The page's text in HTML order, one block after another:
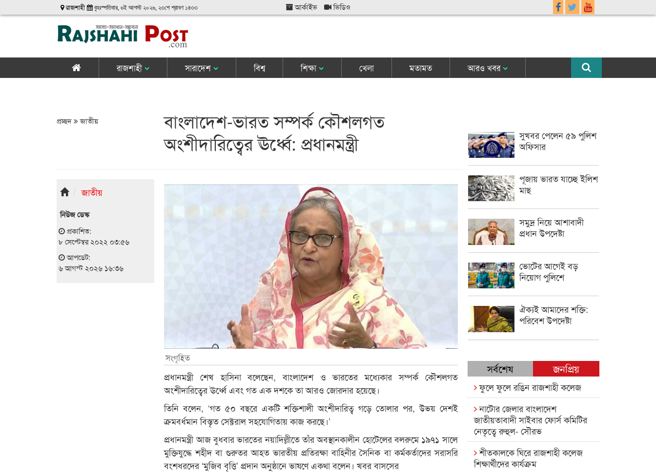
রাজশাহী বৃহঃস্পতিবার, ৬ই আগস্ট ২০২৬, ২৩শে শ্রাবণ ১৪৩৩ আর্কাইভ ভিডিও
রাজশাহী সারাদেশ বিশ্ব শিক্ষা খেলা মতামত আরও খবর
প্রচ্ছদ জাতীয়
বাংলাদেশ-ভারত সম্পর্ক কৌশলগত
অংশীদারিত্বের ঊর্ধ্বে: প্রধানমন্ত্রী
জাতীয়
নিউজ ডেস্ক
প্রকাশিত:
৮ সেপ্টেম্বর ২০২২ ০৩:৫৬
আপডেট:
৬ আগস্ট ২০২৬ ১৬:৩৬
সংগৃহিত
প্রধানমন্ত্রী শেখ হাসিনা বলেছেন, বাংলাদেশ ও ভারতের মধ্যেকার সম্পর্ক কৌশলগত
অংশীদারিত্বের ঊর্ধ্বে এবং গত এক দশকে তা আরও জোরদার হয়েছে।
তিনি বলেন, ‘গত ৫০ বছরে একটি শক্তিশালী অংশীদারিত্ব গড়ে তোলার পর, উভয় দেশই
ক্রমবর্ধমান বিস্তৃত সেক্টরাল সহযোগিতায় কাজ করছে।’
প্রধানমন্ত্রী আজ বুধবার ভারতের নয়াদিল্লীতে তাঁর অবস্থানকালীন হোটেলের বলরুমে ১৯৭১ সালে
মুক্তিযুদ্ধে শহীদ বা গুরুতর আহত ভারতীয় প্রতিরক্ষা বাহিনীর সৈনিক বা কর্মকর্তাদের সরাসরি
বংশধরদের ‘মুজিব বৃত্তি’ প্রদান অনুষ্ঠানে ভাষণে একথা বলেন। খবর বাসসের
সুখবর পেলেন ৫৯ পুলিশ
অফিসার
পূজায় ভারত যাচ্ছে ইলিশ
মাছ
সমুদ্র নিয়ে আশাবাদী
প্রধান উপদেষ্টা
ভোটের আগেই বড়
নিয়োগ পুলিশে
ঐক্যই আমাদের শক্তি:
পরিবেশ উপদেষ্টা
সর্বশেষ জনপ্রিয়
ফুলে ফুলে রঙিন রাজশাহী কলেজ
নাটোর জেলার বাংলাদেশ
জাতীয়তাবাদী সাইবার ফোর্স কমিটির
নেতৃত্বে রুহুল- সৌরভ
শীতকালকে ঘিরে রাজশাহী কলেজ
শিক্ষার্থীদের কার্যক্রম